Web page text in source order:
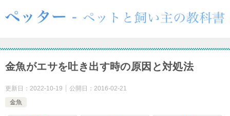
金魚がエサを吐き出す時の原因と対処法
更新日： 2022-10-19 公開日： 2016-02-21
金魚